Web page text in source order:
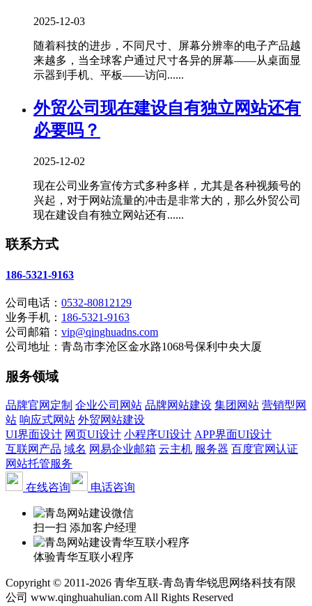
2025-12-03
随着科技的进步，不同尺寸、屏幕分辨率的电子产品越
来越多，当全球客户通过尺寸各异的屏幕——从桌面显
示器到手机、平板——访问......
外贸公司现在建设自有独立网站还有
必要吗？
2025-12-02
现在公司业务宣传方式多种多样，尤其是各种视频号的
兴起，对于网站流量的冲击是非常大的，那么外贸公司
现在建设自有独立网站还有......
联系方式
186-5321-9163
公司电话： 0532-80812129
业务手机： 186-5321-9163
公司邮箱： vip@qinghuadns.com
公司地址：青岛市李沧区金水路1068号保利中央大厦
服务领域
品牌官网定制 企业公司网站 品牌网站建设 集团网站 营销型网
站 响应式网站 外贸网站建设
UI界面设计 网页UI设计 小程序UI设计 APP界面UI设计
互联网产品 域名 网易企业邮箱 云主机 服务器 百度官网认证
网站托管服务
在线咨询
电话咨询
扫一扫 添加客户经理
体验青华互联小程序
Copyright © 2011-2026 青华互联-青岛青华锐思网络科技有限
公司 www.qinghuahulian.com All Rights Reserved